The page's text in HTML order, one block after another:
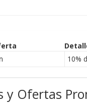
10%
y Ofertas